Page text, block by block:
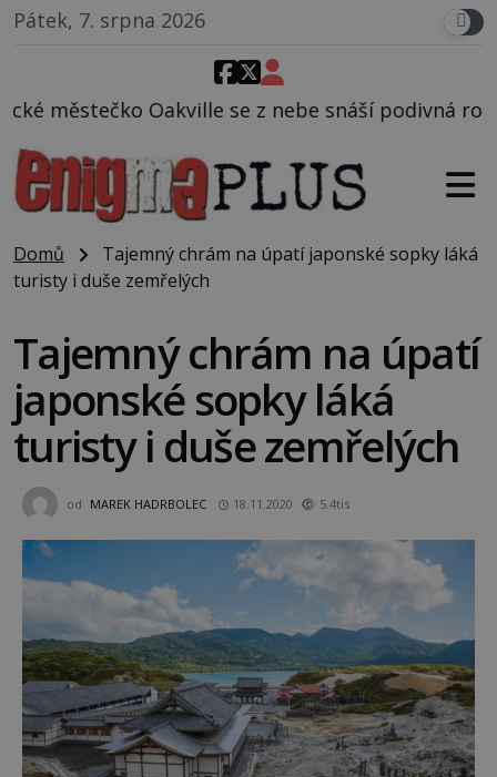
Pátek, 7. srpna 2026
z nebe snáší podivná rosolovitá látka
Domů
Tajemný chrám na úpatí japonské sopky láká
turisty i duše zemřelých
Tajemný chrám na úpatí
japonské sopky láká
turisty i duše zemřelých
od MAREK HADRBOLEC 18.11.2020 5.4tis